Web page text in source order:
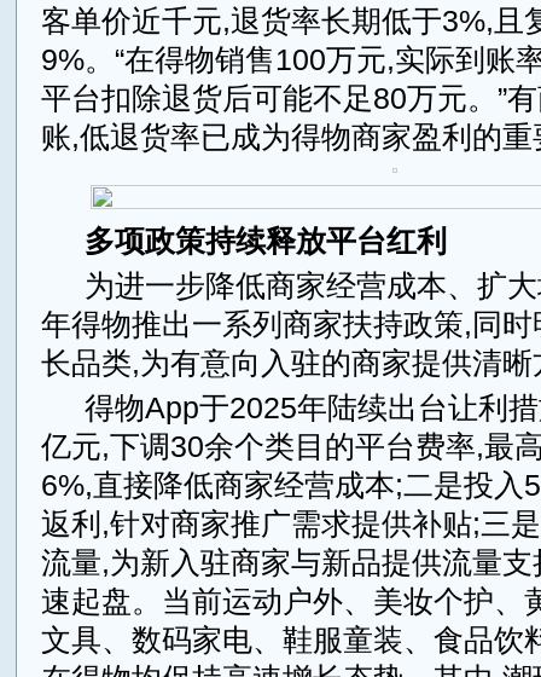
客单价近千元,退货率长期低于3%,且
9%。“在得物销售100万元,实际到账
平台扣除退货后可能不足80万元。”
账,低退货率已成为得物商家盈利的重
多项政策持续释放平台红利
为进一步降低商家经营成本、扩
年得物推出一系列商家扶持政策,同
长品类,为有意向入驻的商家提供清晰
得物App于2025年陆续出台让利
亿元,下调30余个类目的平台费率,最
6%,直接降低商家经营成本;二是投入
返利,针对商家推广需求提供补贴;三
流量,为新入驻商家与新品提供流量
速起盘。当前运动户外、美妆个护、
文具、数码家电、鞋服童装、食品饮